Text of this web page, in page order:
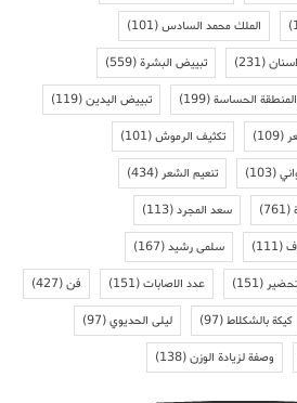
الملك محمد السادس(101)
(231) تبييض البشرة(559)
الحساسة(199) تبييض اليدين(119)
(109) تكثيف الرموش(101)
(103) تنعيم الشعر(434)
(761) سعد المجرد(113)
(111) سلمى رشيد(167)
(151) عدد الاصابات(151) فن(427)
كيكة بالشكلاط(97) ليلى الحديوي(97)
وصفة لزيادة الوزن(138)